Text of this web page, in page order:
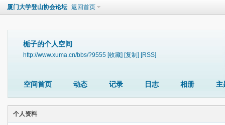
厦门大学登山协会论坛 返回首页
栀子的个人空间
http://www.xuma.cn/bbs/?9555 [收藏] [复制] [RSS]
空间首页 动态 记录 日志 相册 主
个人资料